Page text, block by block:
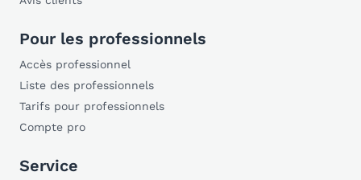
Pour les professionnels
Accès professionnel
Liste des professionnels
Tarifs pour professionnels
Compte pro
Service